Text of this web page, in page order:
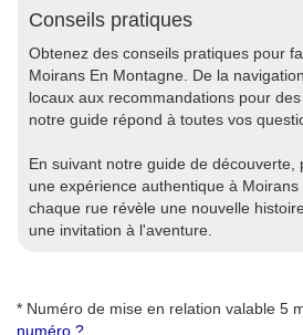
Conseils pratiques
Obtenez des conseils pratiques pour
Moirans En Montagne. De la
locaux aux recommandations pour
notre guide répond à toutes vos
En suivant notre guide de découverte,
une expérience authentique à
chaque rue révèle une nouvelle
une invitation à l'aventure.
* Numéro de mise en relation valable 5
numéro ?